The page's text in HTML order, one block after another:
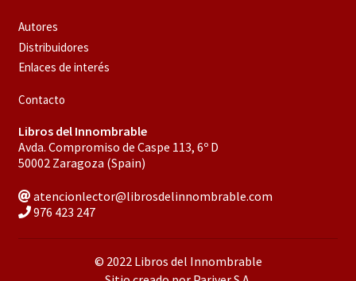
Autores
Distribuidores
Enlaces de interés
Contacto
Libros del Innombrable
Avda. Compromiso de Caspe 113, 6º D
50002 Zaragoza (Spain)
atencionlector@librosdelinnombrable.com
976 423 247
© 2022 Libros del Innombrable